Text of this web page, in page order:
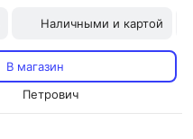
Наличными и картой
В магазин
Петрович